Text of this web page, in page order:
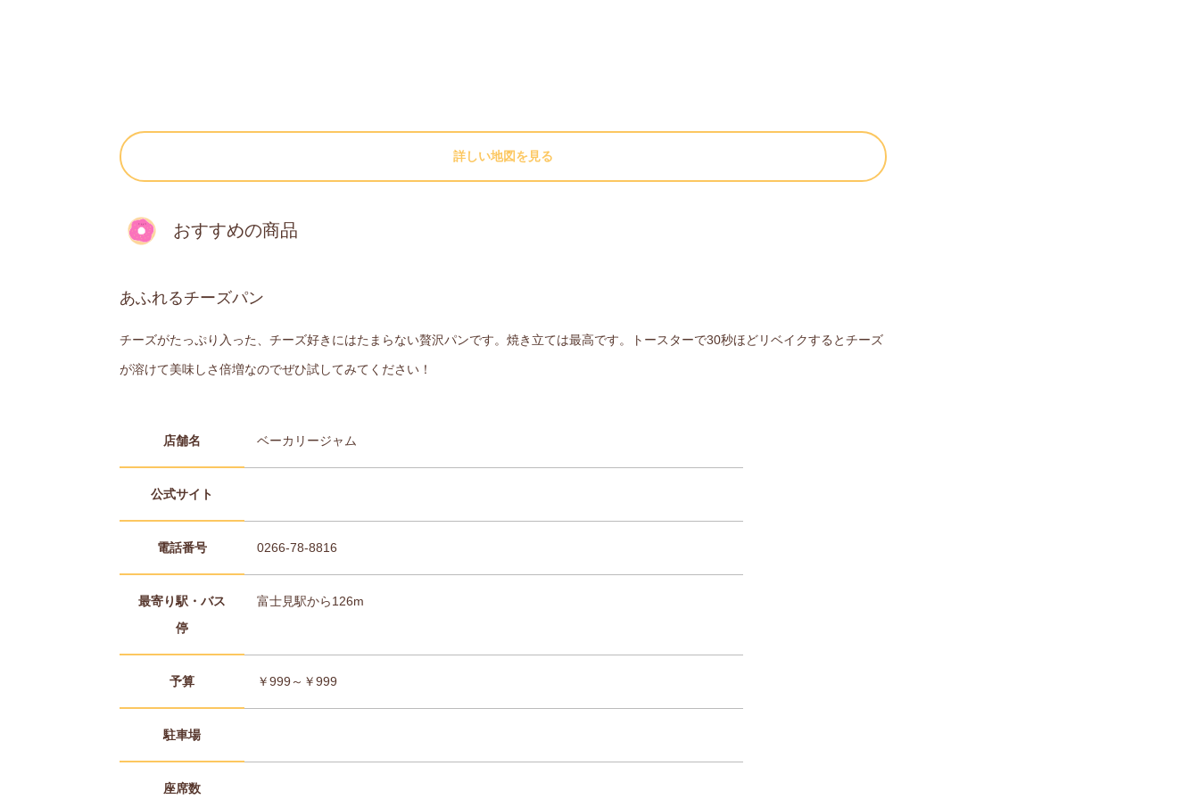
詳しい地図を見る
おすすめの商品
あふれるチーズパン
チーズがたっぷり入った、チーズ好きにはたまらない贅沢パンです。焼き立ては最高です。トースターで30秒ほどリベイクするとチーズ
が溶けて美味しさ倍増なのでぜひ試してみてください！
店舗名 ベーカリージャム
公式サイト
電話番号 0266-78-8816
最寄り駅・バス
停
富士見駅から126m
予算 ￥999～￥999
駐車場
座席数